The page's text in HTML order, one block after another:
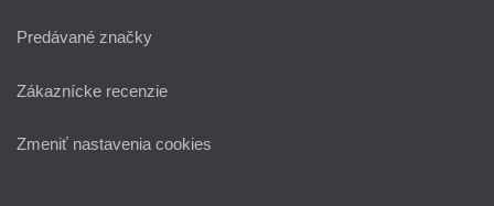
Predávané značky
Zákaznícke recenzie
Zmeniť nastavenia cookies